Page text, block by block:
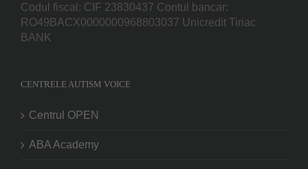
Codul fiscal: CIF 23830437 Contul bancar:
RO49BACX0000000968803037 Unicredit Tiriac
BANK
CENTRELE AUTISM VOICE
Centrul OPEN
ABA Academy